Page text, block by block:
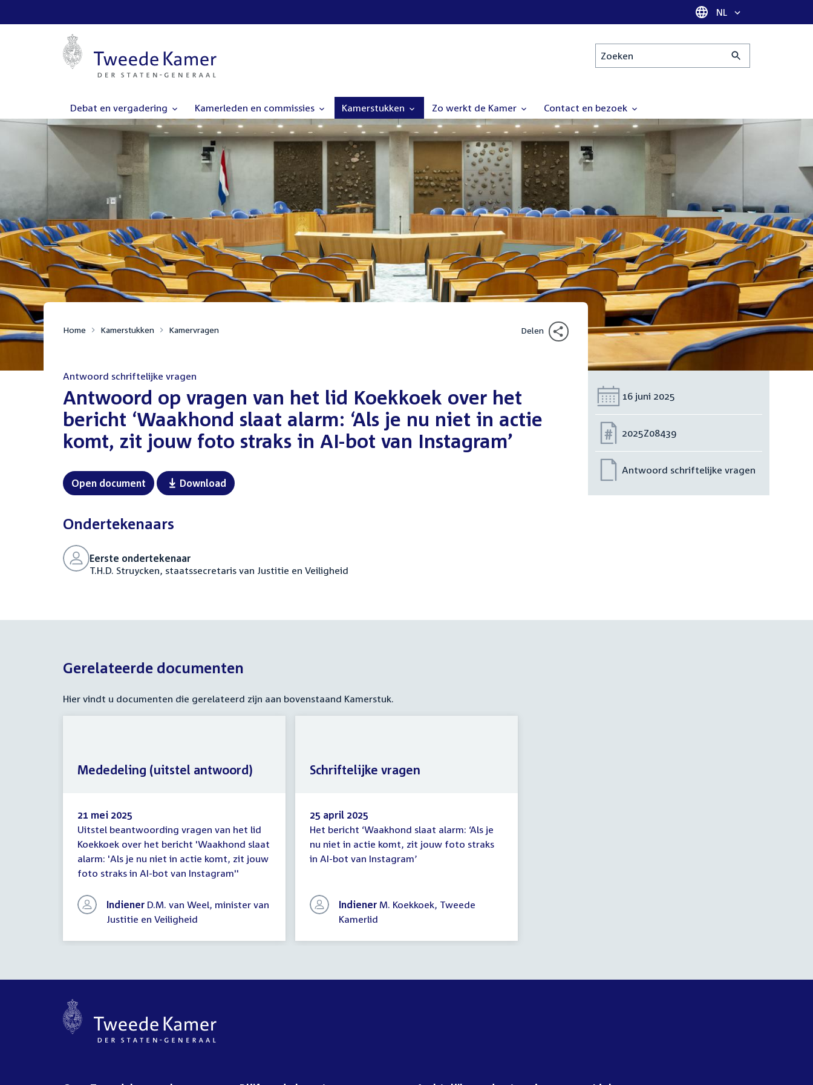
Taal selectie
NL
Zoeken
Debat en vergadering Kamerleden en commissies Kamerstukken Zo werkt de Kamer Contact en bezoek
Home Kamerstukken Kamervragen Delen
Antwoord schriftelijke vragen
Antwoord op vragen van het lid Koekkoek over het
bericht ‘Waakhond slaat alarm: ‘Als je nu niet in actie
komt, zit jouw foto straks in AI-bot van Instagram’
Open document Download
Ondertekenaars
Eerste ondertekenaar
T.H.D. Struycken, staatssecretaris van Justitie en Veiligheid
Datum:
16 juni 2025
Nummer:
2025Z08439
Antwoord schriftelijke vragen
Gerelateerde documenten
Hier vindt u documenten die gerelateerd zijn aan bovenstaand Kamerstuk.
Mededeling
(uitstel
antwoord)
21 mei 2025
Uitstel beantwoording vragen van het lid
Koekkoek over het bericht 'Waakhond slaat
alarm: 'Als je nu niet in actie komt, zit jouw
foto straks in AI-bot van Instagram''
Indiener D.M. van Weel, minister van
Justitie en Veiligheid
Mededeling (uitstel antwoord)
Schriftelijke
vragen
25 april 2025
Het bericht ‘Waakhond slaat alarm: ‘Als je
nu niet in actie komt, zit jouw foto straks
in AI-bot van Instagram’
Indiener M. Koekkoek, Tweede
Kamerlid
Schriftelijke vragen